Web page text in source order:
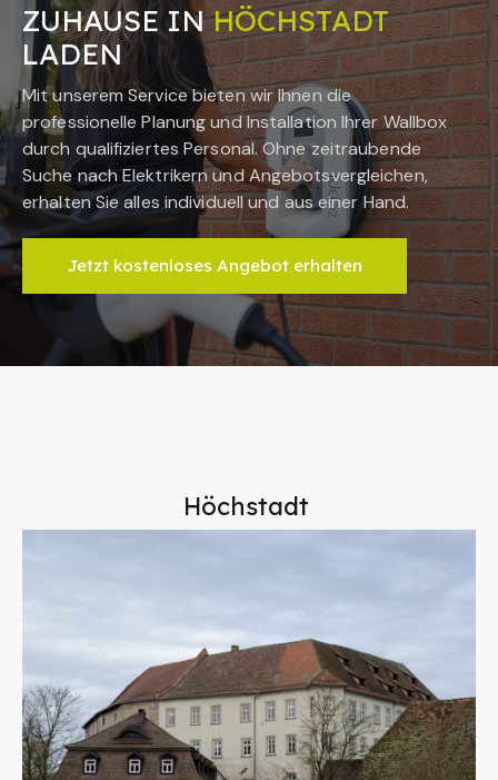
ZUHAUSE INHÖCHSTADT
LADEN
Mit unserem Service bieten wir Ihnen die
professionelle Planung und Installation Ihrer Wallbox
durch qualifiziertes Personal. Ohne zeitraubende
Suche nach Elektrikern und Angebotsvergleichen,
erhalten Sie alles individuell und aus einer Hand.
Jetzt kostenloses Angebot erhalten
Höchstadt